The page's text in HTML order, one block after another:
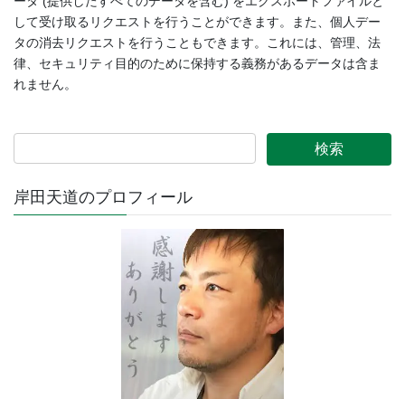
して受け取るリクエストを行うことができます。また、個人デー
タの消去リクエストを行うこともできます。これには、管理、法
律、セキュリティ目的のために保持する義務があるデータは含ま
れません。
岸田天道のプロフィール